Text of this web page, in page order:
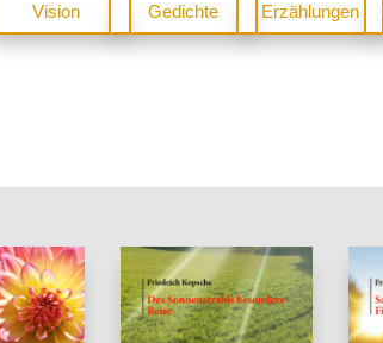
Vision Gedichte Erzählungen